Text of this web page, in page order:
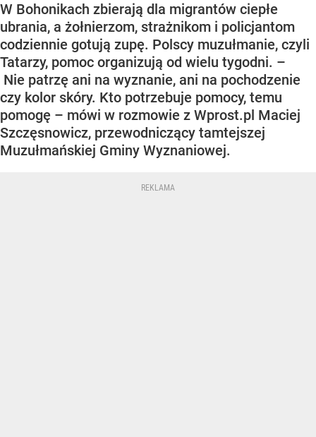
W Bohonikach zbierają dla migrantów ciepłe
ubrania, a żołnierzom, strażnikom i policjantom
codziennie gotują zupę. Polscy muzułmanie, czyli
Tatarzy, pomoc organizują od wielu tygodni. –
Nie patrzę ani na wyznanie, ani na pochodzenie
czy kolor skóry. Kto potrzebuje pomocy, temu
pomogę – mówi w rozmowie z Wprost.pl Maciej
Szczęsnowicz, przewodniczący tamtejszej
Muzułmańskiej Gminy Wyznaniowej.